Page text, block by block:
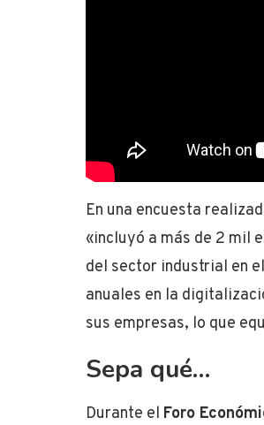
En una encuesta
«incluyó a más de 2 mil
del sector industrial en
anuales en la
sus empresas, lo que
Sepa qué…
Durante el Foro